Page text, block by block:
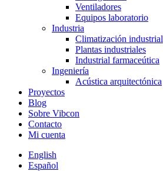
Ventiladores
Equipos laboratorio
Industria
Climatización industrial
Plantas industriales
Industrial farmaceútica
Ingeniería
Acústica arquitectónica
Proyectos
Blog
Sobre Vibcon
Contacto
Mi cuenta
English
Español